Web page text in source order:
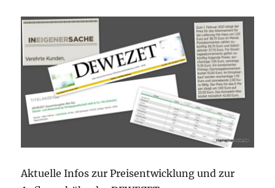
Staat
Zeitung
finanziell
helfen?
Aktuelle Infos zur Preisentwicklung und zur